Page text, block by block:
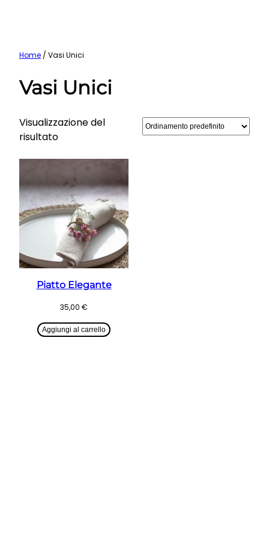
contenuto
Home / Vasi Unici
Vasi Unici
Visualizzazione del
risultato
Piatto Elegante
35,00 €
Aggiungi al carrello